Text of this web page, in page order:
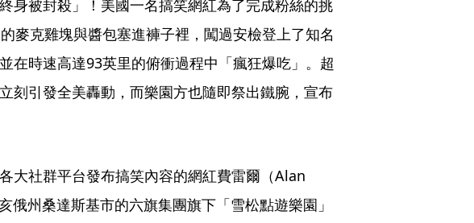
身被封殺」！美國一名搞笑網紅為了完成粉絲的挑
麥克雞塊與醬包塞進褲子裡，闖過安檢登上了知名
在時速高達93英里的俯衝過程中「瘋狂爆吃」。超
刻引發全美轟動，而樂園方也隨即祭出鐵腕，宣布
大社群平台發布搞笑內容的網紅費雷爾（Alan
俄州桑達斯基市的六旗集團旗下「雪松點遊樂園」